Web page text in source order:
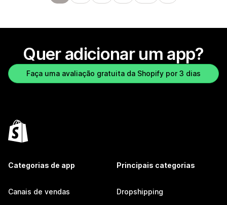
Quer adicionar um app?
Faça uma avaliação gratuita da Shopify por 3 dias
Categorias de app
Canais de vendas
Principais categorias
Dropshipping